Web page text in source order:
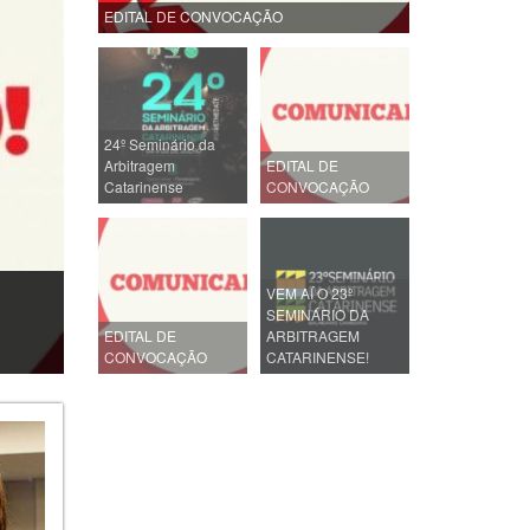
EDITAL DE CONVOCAÇÃO
24º Seminário da
Arbitragem
Catarinense
EDITAL DE
CONVOCAÇÃO
EDITAL DE
CONVOCAÇÃO
VEM AÍ O 23º
SEMINÁRIO DA
ARBITRAGEM
CATARINENSE!